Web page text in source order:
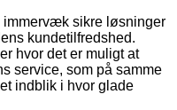
immervæk sikre løsninger
kundetilfredshed.
hvor det er muligt at
service, som på samme
indblik i hvor glade